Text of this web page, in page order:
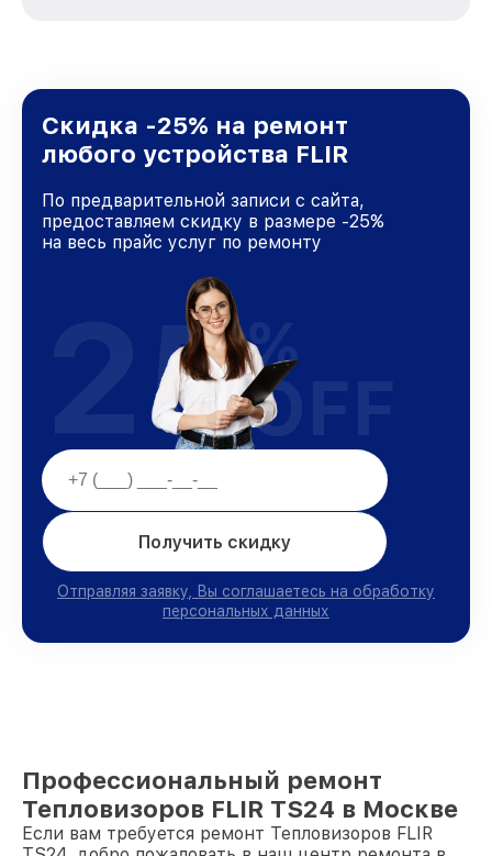
и лояльности наших клиентов.
Скидка -25% на ремонт
любого устройства FLIR
По предварительной записи с сайта,
предоставляем скидку в размере -25%
на весь прайс услуг по ремонту
Получить скидку
Отправляя заявку, Вы соглашаетесь на обработку
персональных данных
25%
OFF
Профессиональный ремонт
Тепловизоров FLIR TS24 в Москве
Если вам требуется ремонт Тепловизоров FLIR